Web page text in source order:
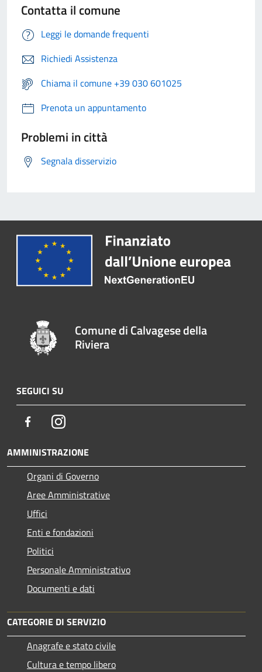
Contatta il comune
Leggi le domande frequenti
Richiedi Assistenza
Chiama il comune +39 030 601025
Prenota un appuntamento
Problemi in città
Segnala disservizio
Comune di Calvagese della
Riviera
SEGUICI SU
FacebookInstagram
AMMINISTRAZIONE
Organi di Governo
Aree Amministrative
Uffici
Enti e fondazioni
Politici
Personale Amministrativo
Documenti e dati
CATEGORIE DI SERVIZIO
Anagrafe e stato civile
Cultura e tempo libero